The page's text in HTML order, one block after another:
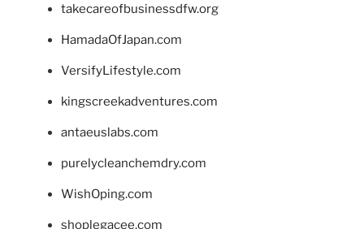
takecareofbusinessdfw.org
HamadaOfJapan.com
VersifyLifestyle.com
kingscreekadventures.com
antaeuslabs.com
purelycleanchemdry.com
WishOping.com
shoplegacee.com